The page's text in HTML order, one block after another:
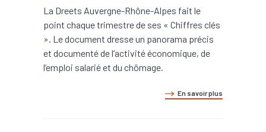
La Dreets Auvergne-Rhône-Alpes fait le
point chaque trimestre de ses « Chiffres clés
». Le document dresse un panorama précis
et documenté de l’activité économique, de
l’emploi salarié et du chômage.
En savoir plus